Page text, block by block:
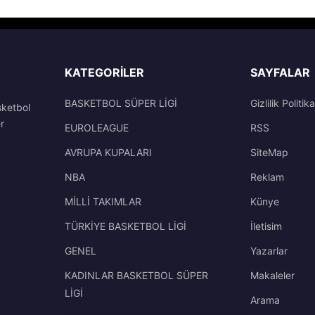
KATEGORILER
BASKETBOL SÜPER LİGİ
EUROLEAGUE
AVRUPA KUPALARI
NBA
MİLLİ TAKIMLAR
TÜRKİYE BASKETBOL LİGİ
GENEL
KADINLAR BASKETBOL SÜPER
LİGİ
SAYFALAR
Gizlilik
RSS
SiteMap
Reklam
Künye
İletisim
Yazarlar
Makaleler
Arama